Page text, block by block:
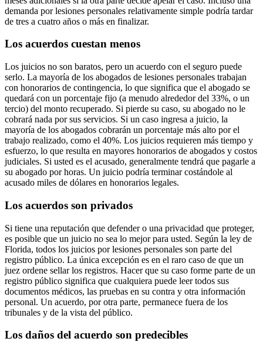
demanda por lesiones personales relativamente simple podría tardar
de tres a cuatro años o más en finalizar.
Los acuerdos cuestan menos
Los juicios no son baratos, pero un acuerdo con el seguro puede
serlo. La mayoría de los abogados de lesiones personales trabajan
con honorarios de contingencia, lo que significa que el abogado se
quedará con un porcentaje fijo (a menudo alrededor del 33%, o un
tercio) del monto recuperado. Si pierde su caso, su abogado no le
cobrará nada por sus servicios. Si un caso ingresa a juicio, la
mayoría de los abogados cobrarán un porcentaje más alto por el
trabajo realizado, como el 40%. Los juicios requieren más tiempo y
esfuerzo, lo que resulta en mayores honorarios de abogados y costos
judiciales. Si usted es el acusado, generalmente tendrá que pagarle a
su abogado por horas. Un juicio podría terminar costándole al
acusado miles de dólares en honorarios legales.
Los acuerdos son privados
Si tiene una reputación que defender o una privacidad que proteger,
es posible que un juicio no sea lo mejor para usted. Según la ley de
Florida, todos los juicios por lesiones personales son parte del
registro público. La única excepción es en el raro caso de que un
juez ordene sellar los registros. Hacer que su caso forme parte de un
registro público significa que cualquiera puede leer todos sus
documentos médicos, las pruebas en su contra y otra información
personal. Un acuerdo, por otra parte, permanece fuera de los
tribunales y de la vista del público.
Los daños del acuerdo son predecibles